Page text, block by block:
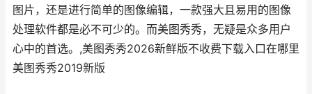
图片，还是进行简单的图像编辑，一款强大且易用的图像
处理软件都是必不可少的。而美图秀秀，无疑是众多用户
心中的首选。,美图秀秀2026新鲜版不收费下载入口在哪里
美图秀秀2019新版